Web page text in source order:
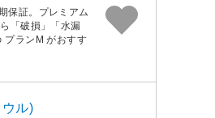
保証。プレミアム
「破損」「水漏
プランM がおすす
ル)